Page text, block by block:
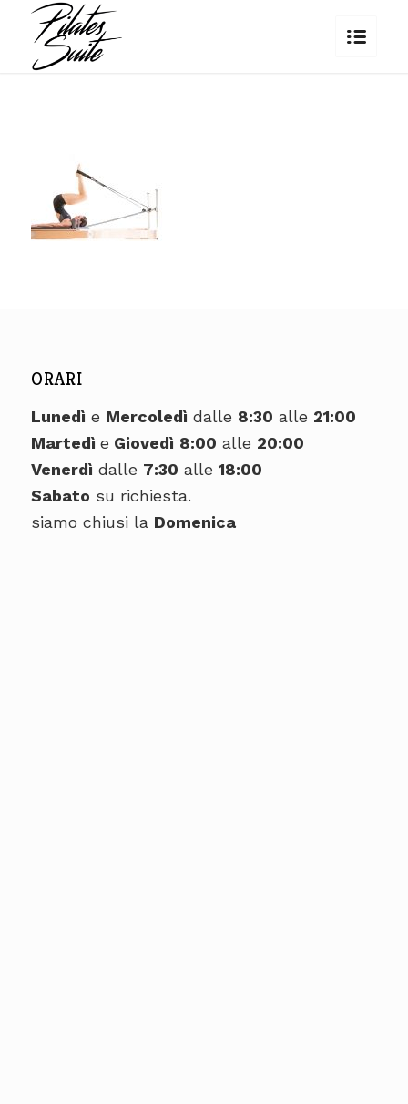
ORARI
Lunedì e Mercoledì dalle 8:30 alle 21:00
Martedì e Giovedì 8:00 alle 20:00
Venerdì dalle 7:30 alle 18:00
Sabato su richiesta.
siamo chiusi la Domenica